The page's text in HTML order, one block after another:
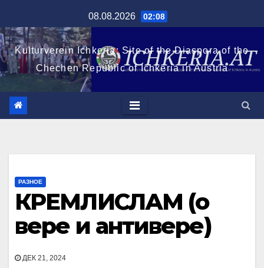
к
содержимому
08.08.2026 02:08
Kulturverein Ichkeria: Site of the Diaspora of the
Chechen Republic of Ichkeria in Austria
РАЗНОЕ
КРЕМЛИСЛАМ (о
вере и антивере)
ДЕК 21, 2024